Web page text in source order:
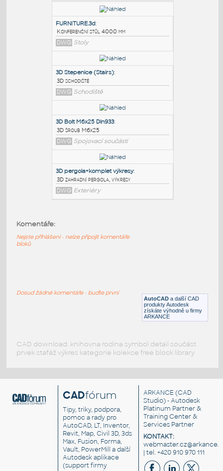
PODOBNÉ BLOKY:
FURNITURE.3d:
Konferenční stůl 4000 mm
DWG Stoly
3D Stepenice (Stairs)
3D schodiště
DWG Schodiště
DWG Spojovací součásti
Exteriéry AutoCAD a další CAD
produkty Autodesk
získáte výhodně u firmy
ARKANCE
Komentáře:
Nejste přihlášeni - nelze připojit komentáře
bloků
Dosud žádné komentáře - buďte první
CAD download: knihovna rodina symbol detail součást
prvek stafáž výkres kategorie kolekce free block library
CADfórum
Tipy, triky, podpora,
pomoc a rady pro
AutoCAD, LT, Inventor,
Revit, Map, Civil 3D, 3ds
Max, Fusion, Forma,
Vault, PowerMill a další
Autodesk aplikace
(support firmy
ARKANCE (CAD
Studio) - Autodesk
Platinum Partner &
Training Center &
Services Partner
KONTAKT:
| tel. +420 910 970 111